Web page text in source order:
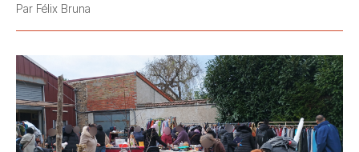
Par Félix Bruna